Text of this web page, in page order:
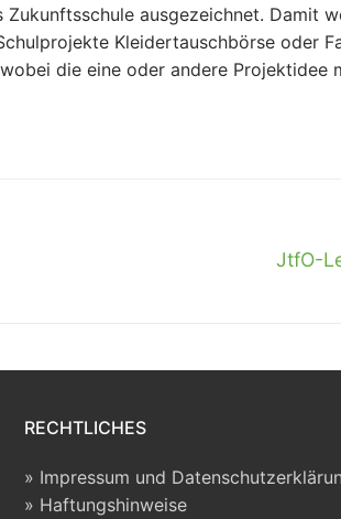
ausgezeichnet. Damit
Kleidertauschbörse oder
die eine oder andere Projektidee
JtfO-
RECHTLICHES
Impressum und
Haftungshinweise